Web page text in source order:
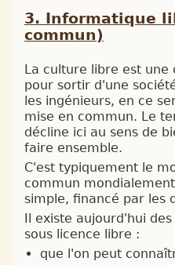
Informatique
commun)
La culture libre est une
pour sortir d'une
les ingénieurs, en ce
mise en commun. Le
décline ici au sens de
faire ensemble.
C'est typiquement le
commun
simple, financé par les
Il existe aujourd'hui
sous licence libre :
que l'on peut